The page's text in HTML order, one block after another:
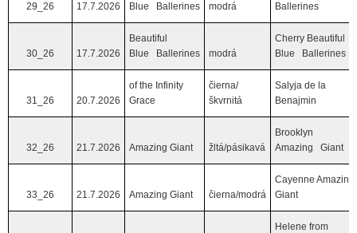
29_26 17.7.2026
Blue Ballerines
modrá
Ballerines
30_26 17.7.2026
Beautiful
Blue Ballerines
modrá
Cherry Beautiful
Blue Ballerines
31_26 20.7.2026
of the Infinity
Grace
čierna/
škvrnitá
Salyja de la
Benajmin
32_26 21.7.2026 Amazing Giant žltá/pásikavá
Brooklyn
Amazing Giant
33_26 21.7.2026 Amazing Giant čierna/modrá
Cayenne Amazing
Giant
Helene from